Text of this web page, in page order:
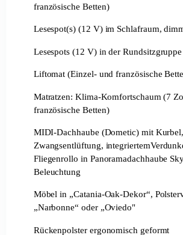
französische Betten)
Lesespot(s) (12 V) im Schlafraum,
Lesespots (12 V) in der Rundsitzgruppe
Liftomat (Einzel- und französische
Matratzen: Klima-Komfortschaum (7
französische Betten)
MIDI-Dachhaube (Dometic) mit Kurbel,
Zwangsentlüftung,
Fliegenrollo in Panoramadachhaube
Beleuchtung
Möbel in „Catania-Oak-Dekor“,
„Narbonne“ oder „Oviedo"
Rückenpolster ergonomisch geformt